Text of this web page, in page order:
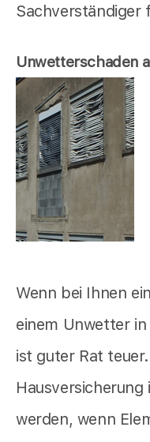
Sachverständiger
Unwetterschaden
Wenn bei Ihnen
einem Unwetter
ist guter Rat
werden, wenn